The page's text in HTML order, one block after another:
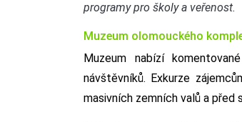
programy pro školy a veřenost.
Muzeum olomouckého
Muzeum nabízí
návštěvníků. Exkurze
masivních zemních valů a